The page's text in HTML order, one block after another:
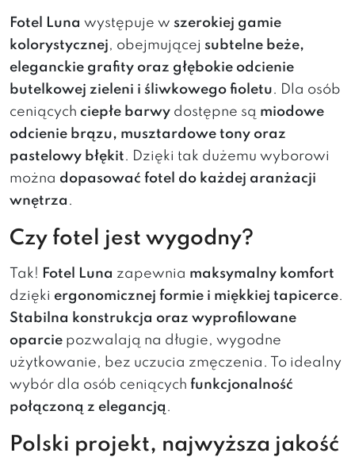
Fotel Luna występuje w szerokiej gamie
kolorystycznej, obejmującej subtelne beże,
eleganckie grafity oraz głębokie odcienie
butelkowej zieleni i śliwkowego fioletu. Dla osób
ceniących ciepłe barwy dostępne są miodowe
odcienie brązu, musztardowe tony oraz
pastelowy błękit. Dzięki tak dużemu wyborowi
można dopasować fotel do każdej aranżacji
wnętrza .
Czy fotel jest wygodny?
Tak! Fotel Luna zapewnia maksymalny komfort
dzięki ergonomicznej formie i miękkiej tapicerce.
Stabilna konstrukcja oraz wyprofilowane
oparcie pozwalają na długie, wygodne
użytkowanie, bez uczucia zmęczenia. To idealny
wybór dla osób ceniących funkcjonalność
połączoną z elegancją .
Polski projekt, najwyższa jakość